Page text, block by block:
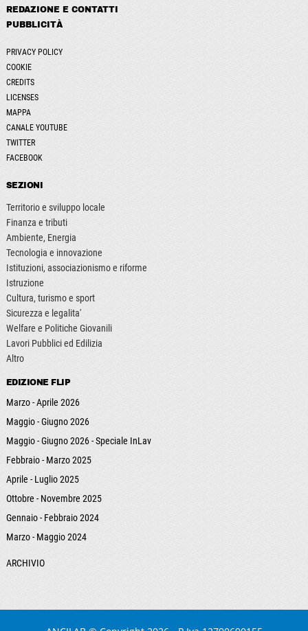
REDAZIONE E CONTATTI
PUBBLICITÀ
PRIVACY POLICY
COOKIE
CREDITS
LICENSES
MAPPA
CANALE YOUTUBE
TWITTER
FACEBOOK
SEZIONI
Territorio e sviluppo locale
Finanza e tributi
Ambiente, Energia
Tecnologia e innovazione
Istituzioni, associazionismo e riforme
Istruzione
Cultura, turismo e sport
Sicurezza e legalita'
Welfare e Politiche Giovanili
Lavori Pubblici ed Edilizia
Altro
EDIZIONE FLIP
Marzo - Aprile 2026
Maggio - Giugno 2026
Maggio - Giugno 2026 - Speciale InLav
Febbraio - Marzo 2025
Aprile - Luglio 2025
Ottobre - Novembre 2025
Gennaio - Febbraio 2024
Marzo - Maggio 2024
ARCHIVIO